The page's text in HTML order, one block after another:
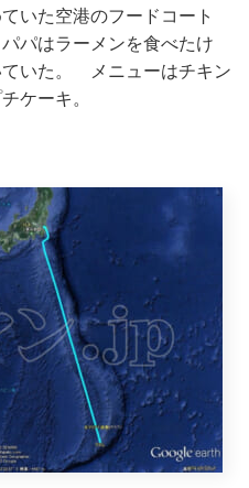
いた空港のフードコート
パはラーメンを食べたけ
いた。 メニューはチキン
ケーキ。